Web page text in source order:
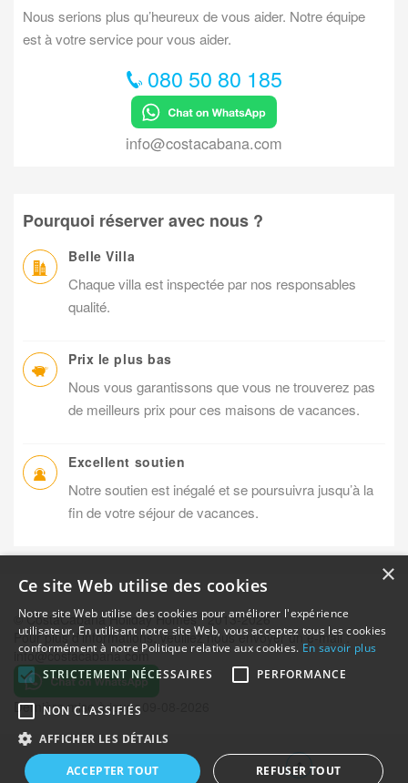
Nous serions plus qu’heureux de vous aider. Notre équipe
est à votre service pour vous aider.
080 50 80 185
info@costacabana.com
Pourquoi réserver avec nous ?
Belle Villa
Chaque villa est inspectée par nos responsables
qualité.
Prix le plus bas
Nous vous garantissons que vous ne trouverez pas
de meilleurs prix pour ces maisons de vacances.
Excellent soutien
Notre soutien est inégalé et se poursuivra jusqu’à la
fin de votre séjour de vacances.
© CostaCabana Holiday Homes ®2013-2026
Pour plus d’informations, veuillez nous envoyer un e-mail :
info@costacabana.com
Dernière mise à jour : 09-08-2026
×
Ce site Web utilise des cookies
Notre site Web utilise des cookies pour améliorer l'expérience
utilisateur. En utilisant notre site Web, vous acceptez tous les cookies
conformément à notre Politique relative aux cookies. En savoir plus
STRICTEMENT NÉCESSAIRES
PERFORMANCE
NON CLASSIFIÉS
AFFICHER LES DÉTAILS
ACCEPTER TOUT REFUSER TOUT